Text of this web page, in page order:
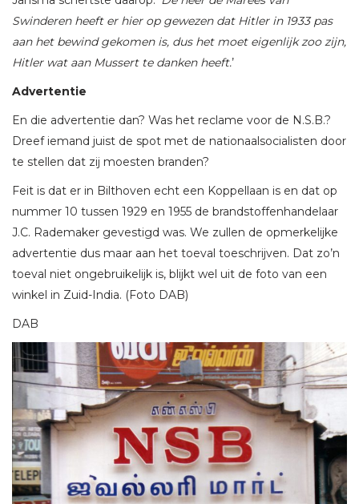
Swinderen heeft er hier op gewezen dat Hitler in 1933 pas
aan het bewind gekomen is, dus het moet eigenlijk zoo zijn,
Hitler wat aan Mussert te danken heeft.’
Advertentie
En die advertentie dan? Was het reclame voor de N.S.B.?
Dreef iemand juist de spot met de nationaalsocialisten door
te stellen dat zij moesten branden?
Feit is dat er in Bilthoven echt een Koppellaan is en dat op
nummer 10 tussen 1929 en 1955 de brandstoffenhandelaar
J.C. Rademaker gevestigd was. We zullen de opmerkelijke
advertentie dus maar aan het toeval toeschrijven. Dat zo’n
toeval niet ongebruikelijk is, blijkt wel uit de foto van een
winkel in Zuid-India. (Foto DAB)
DAB